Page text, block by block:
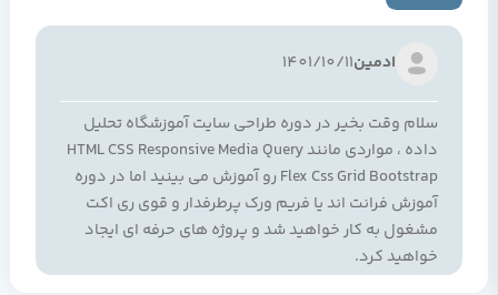
ادمین1401/10/11
سلام وقت بخیر در دوره طراحی سایت آموزشگاه تحلیل
داده ، مواردی مانند HTML CSS Responsive Media Query
Flex Css Grid Bootstrap رو آموزش می بینید اما در دوره
آموزش فرانت اند یا فریم ورک پرطرفدار و قوی ری اکت
مشغول به کار خواهید شد و پروژه های حرفه ای ایجاد
خواهید کرد.